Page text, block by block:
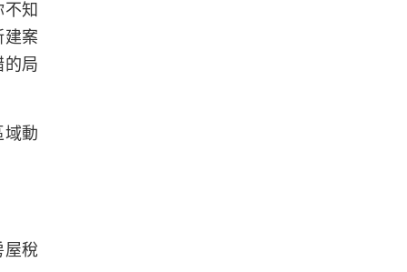
知
建案
的局
域動
屋稅